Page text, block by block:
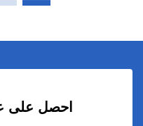
احصل على